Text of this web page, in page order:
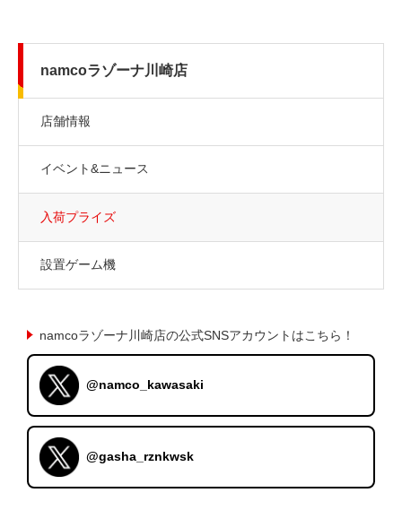
namcoラゾーナ川崎店
店舗情報
イベント&ニュース
入荷プライズ
設置ゲーム機
namcoラゾーナ川崎店の公式SNSアカウントはこちら！
@namco_kawasaki
@gasha_rznkwsk